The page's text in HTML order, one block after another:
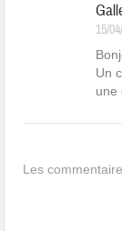
15/
Un
une
Les